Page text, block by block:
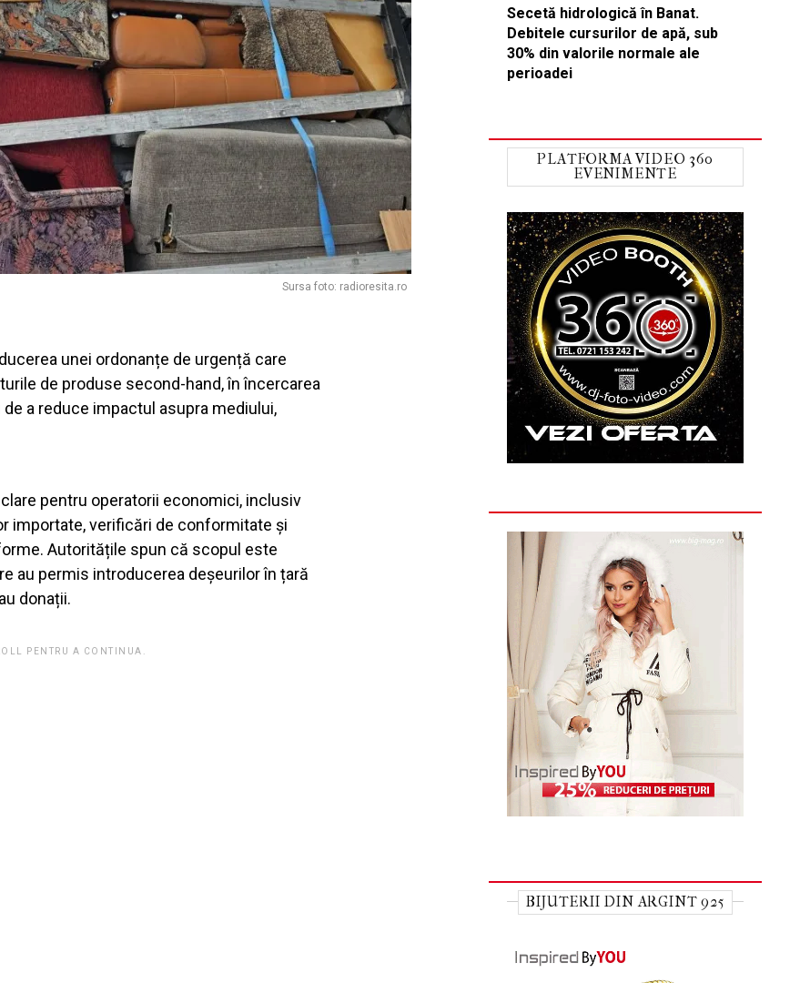
Sursa foto: radioresita.ro
unei ordonanțe de urgență care
de produse second-hand, în încercarea
a reduce impactul asupra mediului,
pentru operatorii economici, inclusiv
importate, verificări de conformitate și
Autoritățile spun că scopul este
au permis introducerea deșeurilor în țară
donații.
PENTRU A CONTINUA.
Secetă hidrologică în Banat.
Debitele cursurilor de apă, sub
30% din valorile normale ale
perioadei
PLATFORMA VIDEO 360
EVENIMENTE
BIJUTERII DIN ARGINT 925